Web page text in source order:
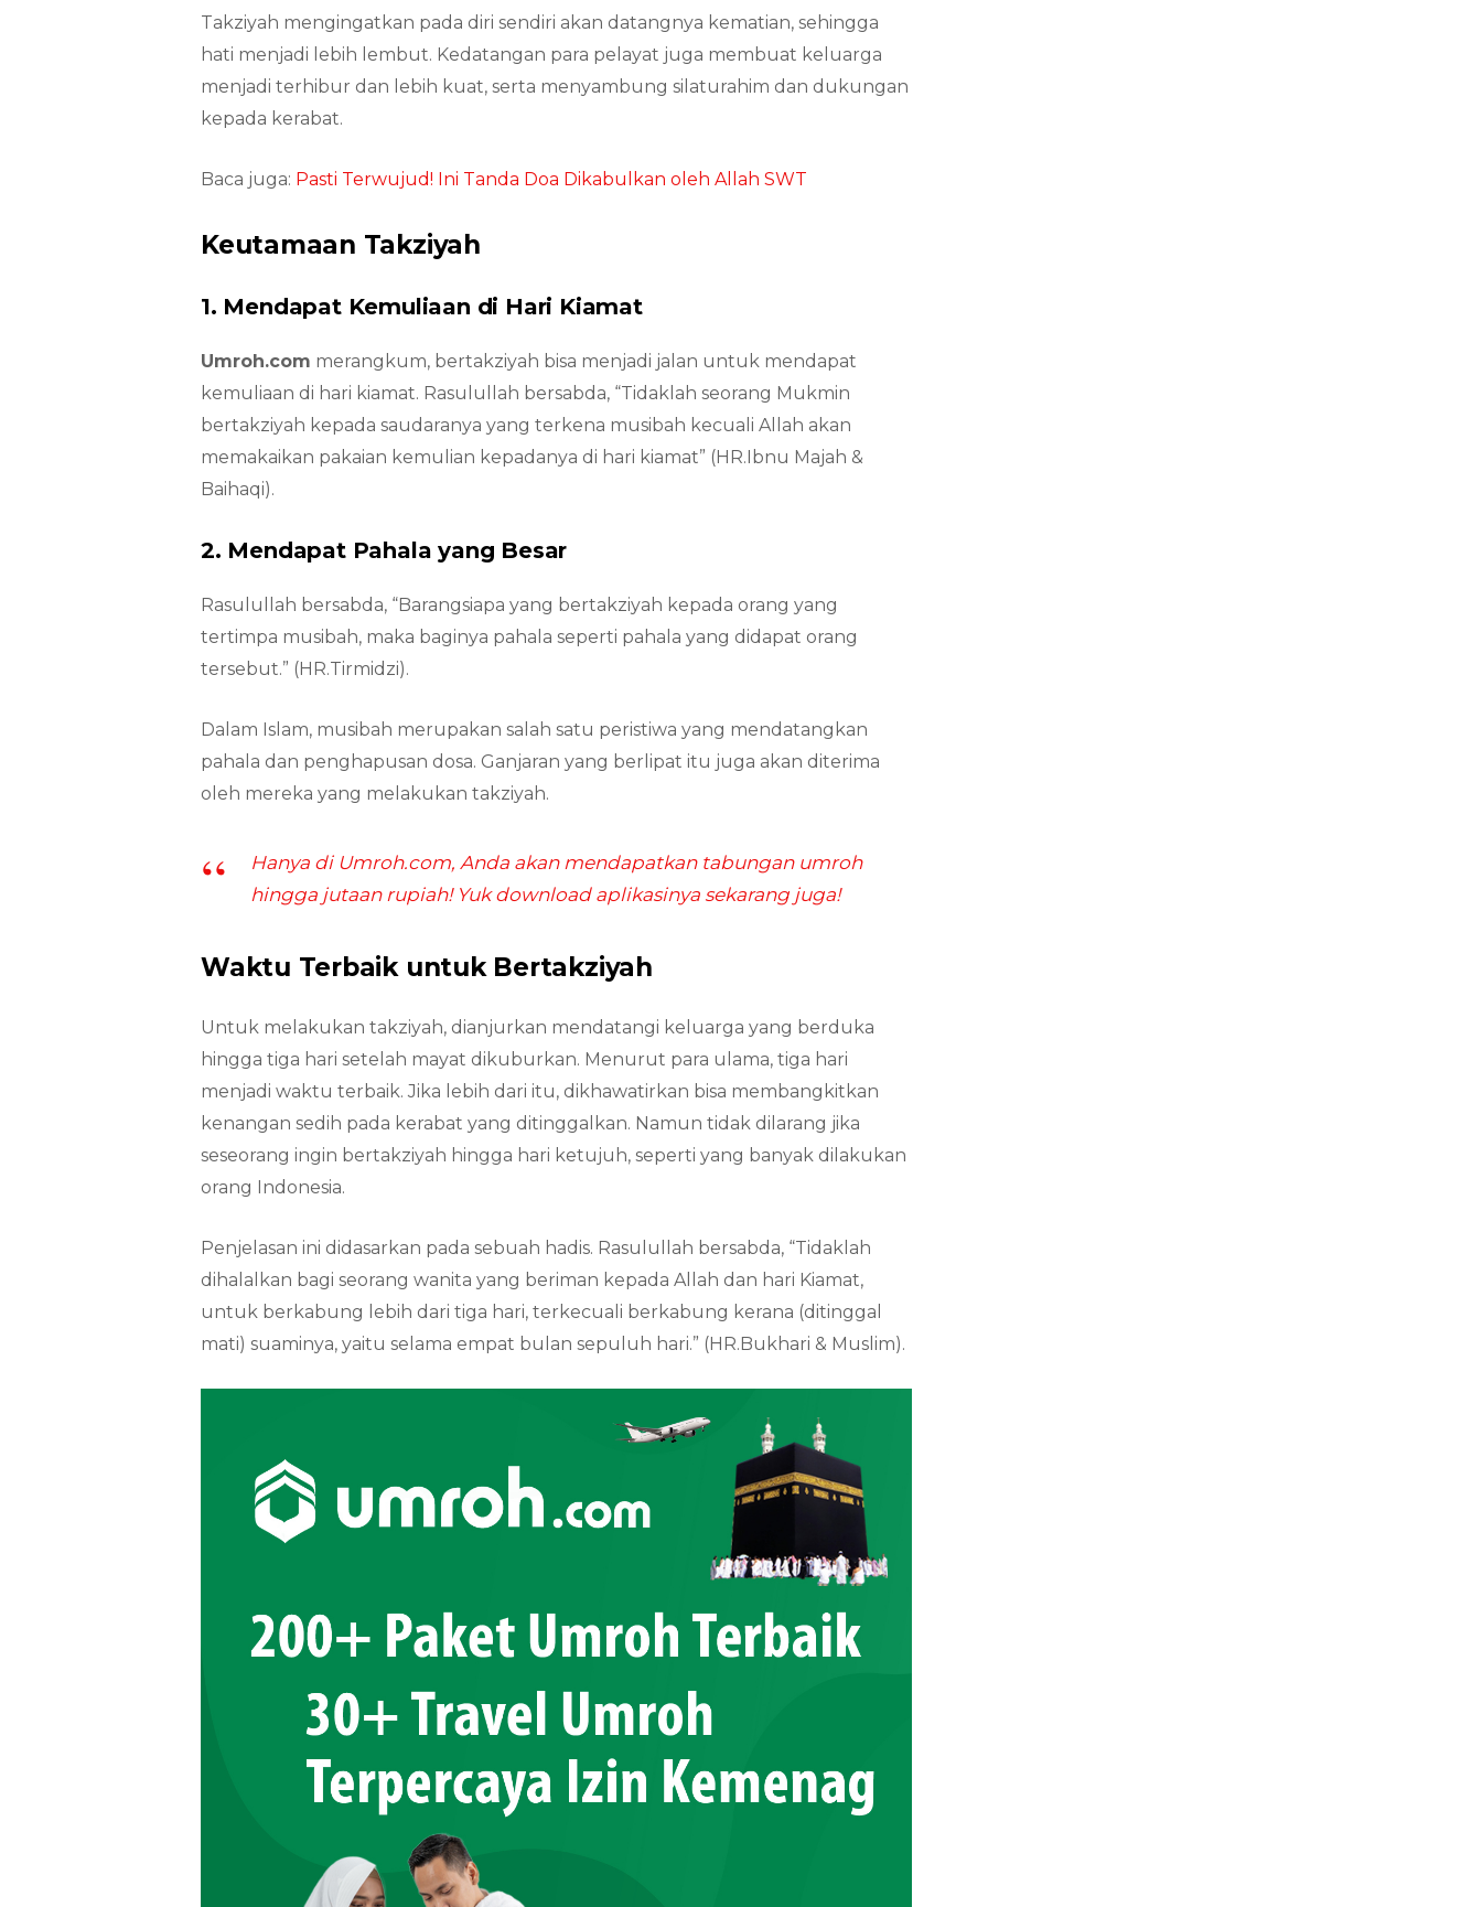
Takziyah mengingatkan pada diri sendiri akan datangnya kematian, sehingga
hati menjadi lebih lembut. Kedatangan para pelayat juga membuat keluarga
menjadi terhibur dan lebih kuat, serta menyambung silaturahim dan dukungan
kepada kerabat.
Baca juga: Pasti Terwujud! Ini Tanda Doa Dikabulkan oleh Allah SWT
Keutamaan Takziyah
1. Mendapat Kemuliaan di Hari Kiamat
Umroh.com merangkum, bertakziyah bisa menjadi jalan untuk mendapat
kemuliaan di hari kiamat. Rasulullah bersabda, “Tidaklah seorang Mukmin
bertakziyah kepada saudaranya yang terkena musibah kecuali Allah akan
memakaikan pakaian kemulian kepadanya di hari kiamat” (HR.Ibnu Majah &
Baihaqi).
2. Mendapat Pahala yang Besar
Rasulullah bersabda, “Barangsiapa yang bertakziyah kepada orang yang
tertimpa musibah, maka baginya pahala seperti pahala yang didapat orang
tersebut.” (HR.Tirmidzi).
Dalam Islam, musibah merupakan salah satu peristiwa yang mendatangkan
pahala dan penghapusan dosa. Ganjaran yang berlipat itu juga akan diterima
oleh mereka yang melakukan takziyah.
Hanya di Umroh.com, Anda akan mendapatkan tabungan umroh
hingga jutaan rupiah! Yuk download aplikasinya sekarang juga!
Waktu Terbaik untuk Bertakziyah
Untuk melakukan takziyah, dianjurkan mendatangi keluarga yang berduka
hingga tiga hari setelah mayat dikuburkan. Menurut para ulama, tiga hari
menjadi waktu terbaik. Jika lebih dari itu, dikhawatirkan bisa membangkitkan
kenangan sedih pada kerabat yang ditinggalkan. Namun tidak dilarang jika
seseorang ingin bertakziyah hingga hari ketujuh, seperti yang banyak dilakukan
orang Indonesia.
Penjelasan ini didasarkan pada sebuah hadis. Rasulullah bersabda, “Tidaklah
dihalalkan bagi seorang wanita yang beriman kepada Allah dan hari Kiamat,
untuk berkabung lebih dari tiga hari, terkecuali berkabung kerana (ditinggal
mati) suaminya, yaitu selama empat bulan sepuluh hari.” (HR.Bukhari & Muslim).